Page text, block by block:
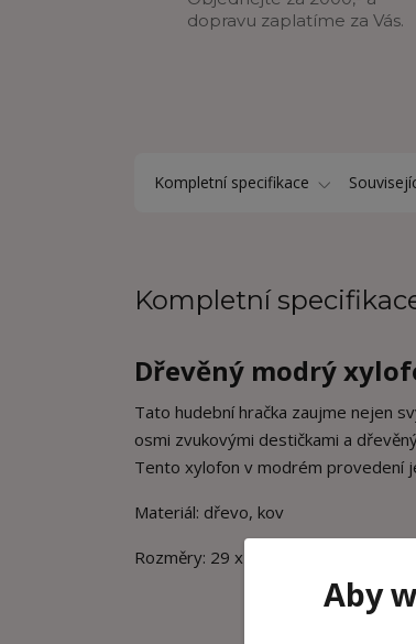
dopravu zaplatíme za Vás.
Kompletní specifikace
Kompletní
Dřevěný modrý
Tato hudební hračka zaujme nejen
osmi zvukovými destičkami a
Tento xylofon v modrém provedení
Materiál: dřevo, kov
Rozměry: 29 x 13 x 2 cm
Aby